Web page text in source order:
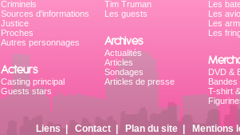
Criminels
Sources d'informations
Justice
Proches
Autres personnages
Acteurs
Casting principal
Guests stars
Tim Truman
Les guests
Archives
Actualités
Articles
Sondages
Articles de presse
Les
Les
Les
Les
DVD &
Bandes
T-shirt
Liens Contact| Plan du site| Mentions